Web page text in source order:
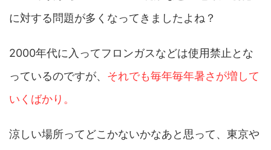
に対する問題が多くなってきましたよね？
2000年代に入ってフロンガスなどは使用禁止とな
っているのですが、 それでも毎年毎年暑さが増して
いくばかり。
涼しい場所ってどこかないかなあと思って、東京や